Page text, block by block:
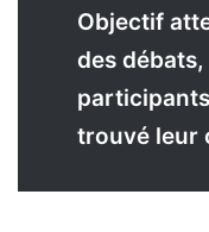
Objectif
des
trouvé leur